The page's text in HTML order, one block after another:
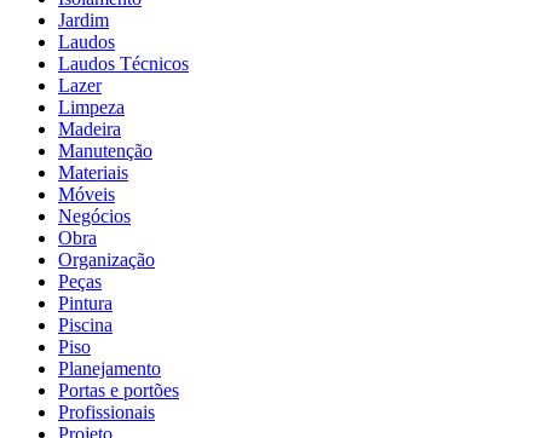
Jardim
Laudos
Laudos Técnicos
Lazer
Limpeza
Madeira
Manutenção
Materiais
Móveis
Negócios
Obra
Organização
Peças
Pintura
Piscina
Piso
Planejamento
Portas e portões
Profissionais
Projeto